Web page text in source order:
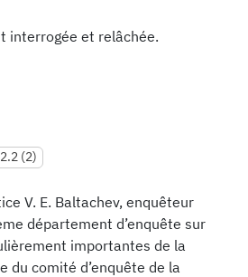
interrogée et relâchée.
(2)
V. E. Baltachev, enquêteur
département d’enquête sur
importantes de la
du comité d’enquête de la